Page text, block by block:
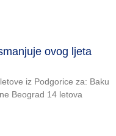
ovog ljeta
iz Podgorice za: Baku
Beograd 14 letova